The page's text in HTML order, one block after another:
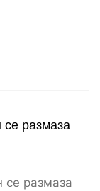
размаза
се размаза